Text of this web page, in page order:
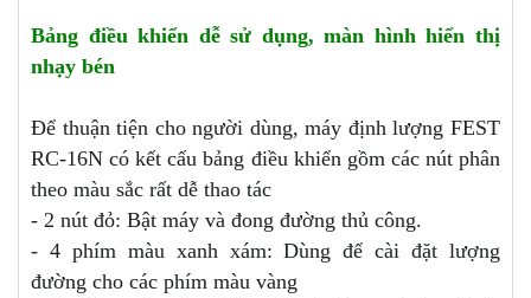
Bảng điều khiển dễ sử dụng, màn hình hiển thị
nhạy bén
Để thuận tiện cho người dùng, máy định lượng FEST
RC-16N có kết cấu bảng điều khiển gồm các nút phân
theo màu sắc rất dễ thao tác
- 2 nút đỏ: Bật máy và đong đường thủ công.
- 4 phím màu xanh xám: Dùng để cài đặt lượng
đường cho các phím màu vàng